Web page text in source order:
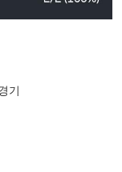
기